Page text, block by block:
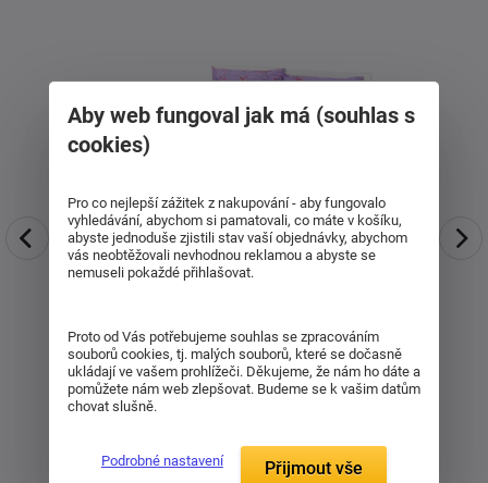
Aby web fungoval jak má (souhlas s
cookies)
Pro co nejlepší zážitek z nakupování - aby fungovalo
vyhledávání, abychom si pamatovali, co máte v košíku,
abyste jednoduše zjistili stav vaší objednávky, abychom
vás neobtěžovali nevhodnou reklamou a abyste se
nemuseli pokaždé přihlašovat.
Proto od Vás potřebujeme souhlas se zpracováním
souborů cookies, tj. malých souborů, které se dočasně
ukládají ve vašem prohlížeči. Děkujeme, že nám ho dáte a
pomůžete nám web zlepšovat. Budeme se k vašim datům
chovat slušně.
Podrobné nastavení Přijmout vše